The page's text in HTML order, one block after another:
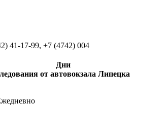
41-17-99, +7 (4742) 004
Дни
от автовокзала Липецка